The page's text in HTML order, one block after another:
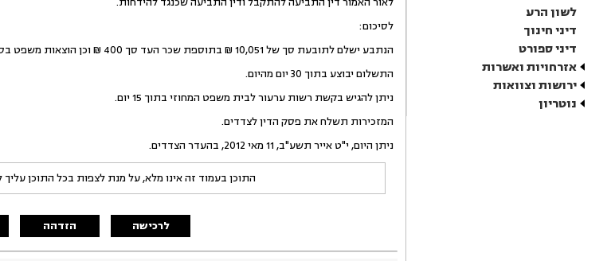
לשון הרע
דיני חינוך
דיני ספורט
אזרחויות ואשרות
ירושות וצוואות
נוטריון
לסיכום:
הנתבע ישלם לתובעת סך של 10,051 ₪ בתוספת שכר העד סך 400 ₪ וכן הוצאות משפט בסך 300 ₪.
התשלום יבוצע בתוך 30 יום מהיום.
ניתן להגיש בקשת רשות ערעור לבית משפט המחוזי בתוך 15 יום.
המזכירות תשלח את פסק הדין לצדדים.
ניתן היום, י"ט אייר תשע"ב, 11 מאי 2012, בהעדר הצדדים.
התוכן בעמוד זה אינו מלא, על מנת לצפות בכל התוכן
לרכישה הזדהה